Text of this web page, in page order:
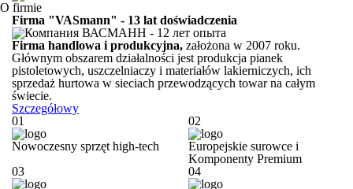
O firmie
Firma "VASmann" - 13 lat doświadczenia
Firma handlowa i produkcyjna, założona w 2007 roku.
Głównym obszarem działalności jest produkcja pianek
pistoletowych, uszczelniaczy i materiałów lakierniczych, ich
sprzedaż hurtowa w sieciach przewodzących towar na całym
świecie.
Szczegółowy
01
Nowoczesny sprzęt high-tech
02
Europejskie surowce i
Komponenty Premium
03
04